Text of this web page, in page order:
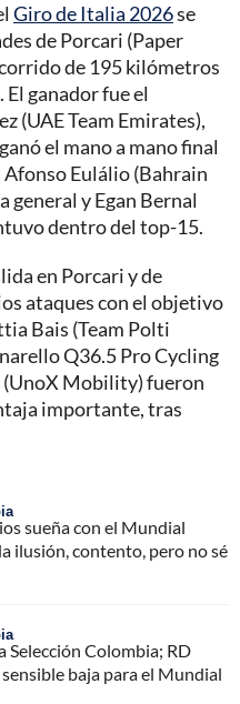
Giro de Italia 2026se
de Porcari (Paper
de 195 kilómetros
ganador fue el
(UAE Team Emirates),
el mano a mano final
Eulálio (Bahrain
general y Egan Bernal
dentro del top-15.
en Porcari y de
ataques con el objetivo
Bais (Team Polti
Q36.5 Pro Cycling
(UnoX Mobility) fueron
importante, tras
sueña con el Mundial
ilusión, contento, pero no sé
Selección Colombia; RD
baja para el Mundial